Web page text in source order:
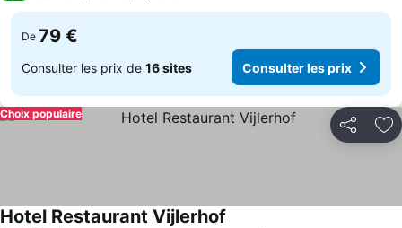
De 79 €
Consulter les prix de 16 sites Consulter les prix
Partager
Choix populaire
Hotel Restaurant Vijlerhof